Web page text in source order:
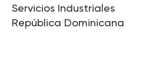
Servicios Industriales
República Dominicana